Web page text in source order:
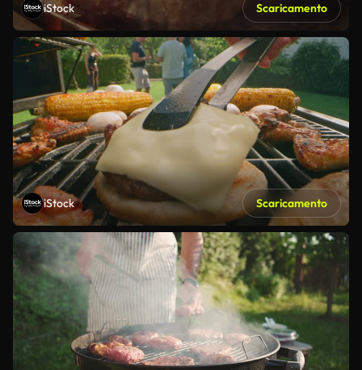
iStock Scaricamento
iStock Scaricamento